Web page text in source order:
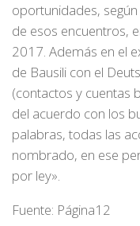
oportunidades,
de esos encuentros,
2017. Además en el
de Bausili con el
(contactos y cuentas
del acuerdo con los
palabras, todas las
nombrado, en ese
por ley».
Fuente: Página12